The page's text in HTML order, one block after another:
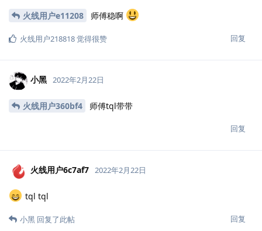
火线用户e11208 师傅稳啊
回复
火线用户218818觉得很赞
小黑 2022年2月22日
火线用户360bf4 师傅tql带带
回复
火线用户6c7af7 2022年2月22日
tql tql
回复
小黑 回复了此帖